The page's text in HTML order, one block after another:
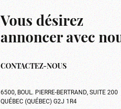
Vous désirez
annoncer avec
CONTACTEZ-NOUS
6500, BOUL. PIERRE-BERTRAND, SUITE 200
QUÉBEC (QUÉBEC) G2J 1R4